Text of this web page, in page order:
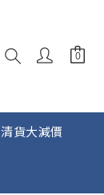
清貨大減價